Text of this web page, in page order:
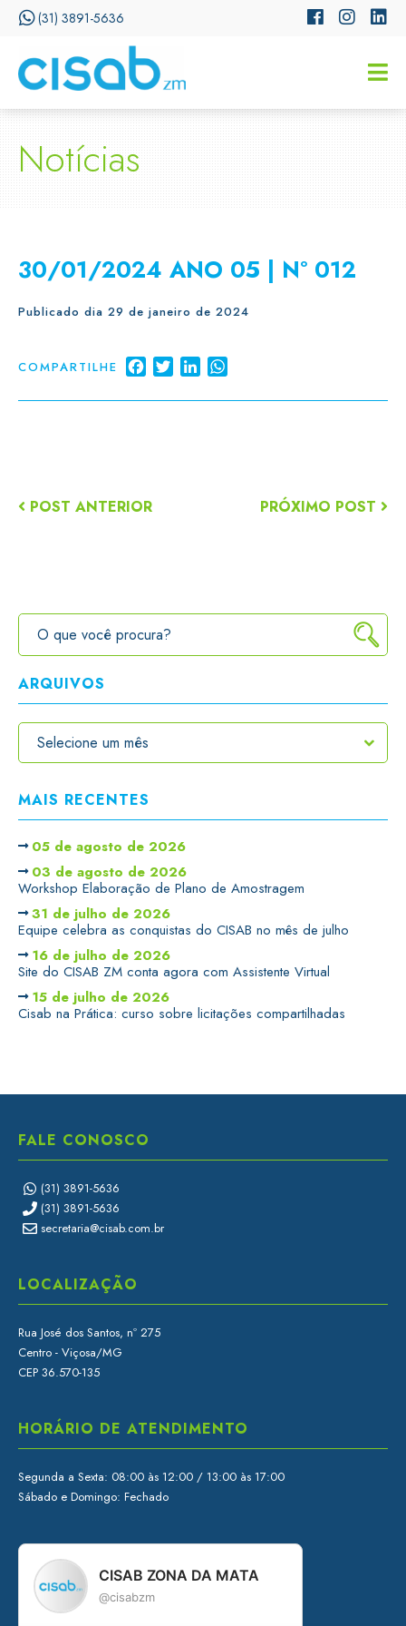
(31) 3891-5636
Notícias
30/01/2024 ANO 05 | Nº 012
Publicado dia 29 de janeiro de 2024
COMPARTILHE FacebookTwitterLinkedIn
POST ANTERIOR PRÓXIMO POST
ARQUIVOS
MAIS RECENTES
05 de agosto de 2026
03 de agosto de 2026
Workshop Elaboração de Plano de Amostragem
31 de julho de 2026
Equipe celebra as conquistas do CISAB no mês de julho
16 de julho de 2026
Site do CISAB ZM conta agora com Assistente Virtual
15 de julho de 2026
Cisab na Prática: curso sobre licitações compartilhadas
FALE CONOSCO
(31) 3891-5636
(31) 3891-5636
secretaria@cisab.com.br
LOCALIZAÇÃO
Rua José dos Santos, nº 275
Centro - Viçosa/MG
CEP 36.570-135
HORÁRIO DE ATENDIMENTO
Segunda a Sexta: 08:00 às 12:00 / 13:00 às 17:00
Sábado e Domingo: Fechado
CISAB ZONA DA MATA
@cisabzm
CISSA